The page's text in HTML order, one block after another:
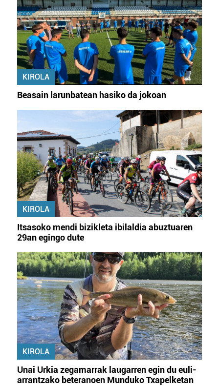
KIROLA
Beasain larunbatean hasiko da jokoan
KIROLA
Itsasoko mendi bizikleta ibilaldia abuztuaren
29an egingo dute
KIROLA
Unai Urkia zegamarrak laugarren egin du euli-
arrantzako beteranoen Munduko Txapelketan